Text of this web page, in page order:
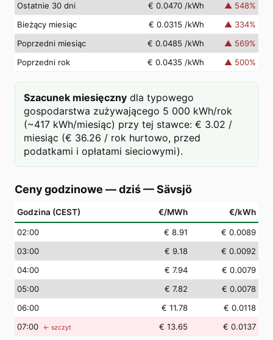
Ostatnie 30 dni
€ 0.0470 /kWh ▲ 548%
Bieżący miesiąc
€ 0.0315 /kWh ▲ 334%
Poprzedni miesiąc
€ 0.0485 /kWh ▲ 569%
Poprzedni rok
€ 0.0435 /kWh ▲ 500%
Szacunek miesięczny dla typowego
gospodarstwa zużywającego 5 000 kWh/rok
(~417 kWh/miesiąc) przy tej stawce: € 3.02 /
miesiąc (€ 36.26 / rok hurtowo, przed
podatkami i opłatami sieciowymi).
Ceny godzinowe — dziś—Sävsjö
Godzina (CEST) €/MWh €/kWh
02:00 € 8.91
€ 0.0089
03:00 € 9.18
€ 0.0092
04:00 € 7.94
€ 0.0079
05:00 € 7.82
€ 0.0078
06:00 € 11.78
€ 0.0118
07:00 ← szczyt € 13.65
€ 0.0137